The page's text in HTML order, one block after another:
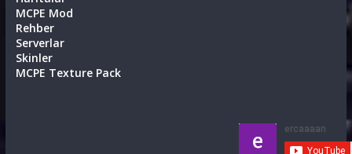
MCPE Mod
Rehber
Serverlar
Skinler
MCPE Texture Pack